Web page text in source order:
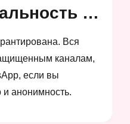
Конфиденциальность и анонимность
Вся
каналам,
если вы
и анонимность.